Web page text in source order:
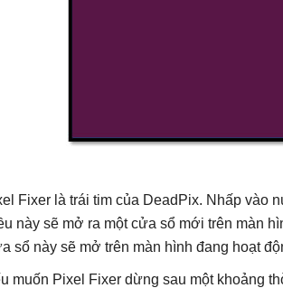
Fixer là trái tim của DeadPix. Nhấp vào
này sẽ mở ra một cửa sổ mới trên màn
sổ này sẽ mở trên màn hình đang hoạt
muốn Pixel Fixer dừng sau một khoảng